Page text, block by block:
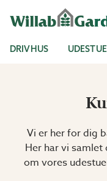
DRIVHUS UDESTUE
Vi er her for dig
Her har vi
om vores